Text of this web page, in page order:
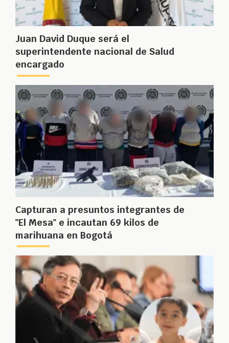
Juan David Duque será el
superintendente nacional de Salud
encargado
Capturan a presuntos integrantes de
"El Mesa" e incautan 69 kilos de
marihuana en Bogotá